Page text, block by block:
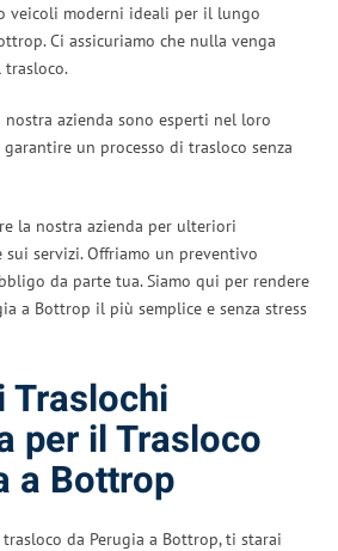
veicoli moderni ideali per il lungo
Ci assicuriamo che nulla venga
azienda sono esperti nel loro
un processo di trasloco senza
la nostra azienda per ulteriori
sui servizi. Offriamo un preventivo
da parte tua. Siamo qui per rendere
a Bottrop il più semplice e senza stress
Traslochi
per il Trasloco
a Bottrop
da Perugia a Bottrop, ti starai